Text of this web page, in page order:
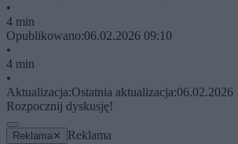
•
4 min
Opublikowano:06.02.2026 09:10
•
4 min
•
Aktualizacja:Ostatnia aktualizacja:06.02.2026
Rozpocznij dyskusję!
Reklama ✕ Reklama